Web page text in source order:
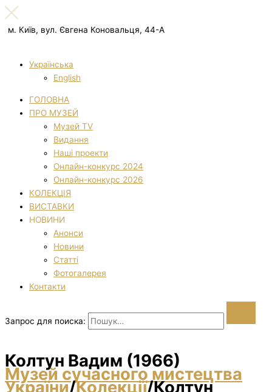
м. Київ, вул. Євгена Коновальця, 44-А
Українська
English
ГОЛОВНА
ПРО МУЗЕЙ
Музей TV
Видання
Наші проекти
Онлайн-конкурс 2024
Онлайн-конкурс 2026
КОЛЕКЦІЯ
ВИСТАВКИ
НОВИНИ
Анонси
Новини
Статті
Фотогалерея
Контакти
Запрос для поиска:
Колтун Вадим (1966)
Музей сучасного мистецтва
України/Колекції/Колтун